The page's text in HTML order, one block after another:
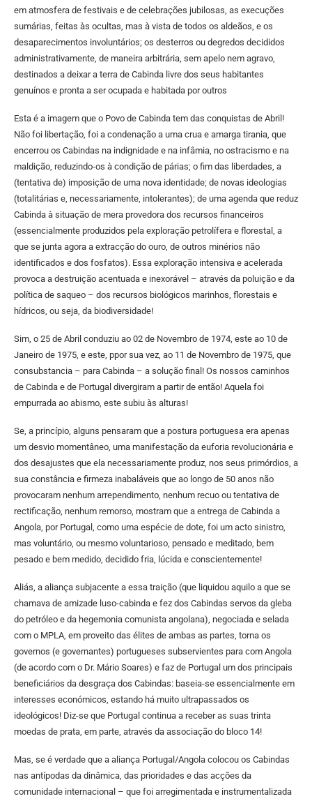
em atmosfera de festivais e de celebrações jubilosas, as execuções
sumárias, feitas às ocultas, mas à vista de todos os aldeãos, e os
desaparecimentos involuntários; os desterros ou degredos decididos
administrativamente, de maneira arbitrária, sem apelo nem agravo,
destinados a deixar a terra de Cabinda livre dos seus habitantes
genuínos e pronta a ser ocupada e habitada por outros
Esta é a imagem que o Povo de Cabinda tem das conquistas de Abril!
Não foi libertação, foi a condenação a uma crua e amarga tirania, que
encerrou os Cabindas na indignidade e na infâmia, no ostracismo e na
maldição, reduzindo-os à condição de párias; o fim das liberdades, a
(tentativa de) imposição de uma nova identidade; de novas ideologias
(totalitárias e, necessariamente, intolerantes); de uma agenda que reduz
Cabinda à situação de mera provedora dos recursos financeiros
(essencialmente produzidos pela exploração petrolífera e florestal, a
que se junta agora a extracção do ouro, de outros minérios não
identificados e dos fosfatos). Essa exploração intensiva e acelerada
provoca a destruição acentuada e inexorável – através da poluição e da
política de saqueo – dos recursos biológicos marinhos, florestais e
hídricos, ou seja, da biodiversidade!
Sim, o 25 de Abril conduziu ao 02 de Novembro de 1974, este ao 10 de
Janeiro de 1975, e este, ppor sua vez, ao 11 de Novembro de 1975, que
consubstancia – para Cabinda – a solução final! Os nossos caminhos
de Cabinda e de Portugal divergiram a partir de então! Aquela foi
empurrada ao abismo, este subiu às alturas!
Se, a princípio, alguns pensaram que a postura portuguesa era apenas
um desvio momentâneo, uma manifestação da euforia revolucionária e
dos desajustes que ela necessariamente produz, nos seus primórdios, a
sua constância e firmeza inabaláveis que ao longo de 50 anos não
provocaram nenhum arrependimento, nenhum recuo ou tentativa de
rectificação, nenhum remorso, mostram que a entrega de Cabinda a
Angola, por Portugal, como uma espécie de dote, foi um acto sinistro,
mas voluntário, ou mesmo voluntarioso, pensado e meditado, bem
pesado e bem medido, decidido fria, lúcida e conscientemente!
Aliás, a aliança subjacente a essa traição (que liquidou aquilo a que se
chamava de amizade luso-cabinda e fez dos Cabindas servos da gleba
do petróleo e da hegemonia comunista angolana), negociada e selada
com o MPLA, em proveito das élites de ambas as partes, torna os
governos (e governantes) portugueses subservientes para com Angola
(de acordo com o Dr. Mário Soares) e faz de Portugal um dos principais
beneficiários da desgraça dos Cabindas: baseia-se essencialmente em
interesses económicos, estando há muito ultrapassados os
ideológicos! Diz-se que Portugal continua a receber as suas trinta
moedas de prata, em parte, através da associação do bloco 14!
Mas, se é verdade que a aliança Portugal/Angola colocou os Cabindas
nas antípodas da dinâmica, das prioridades e das acções da
comunidade internacional – que foi arregimentada e instrumentalizada